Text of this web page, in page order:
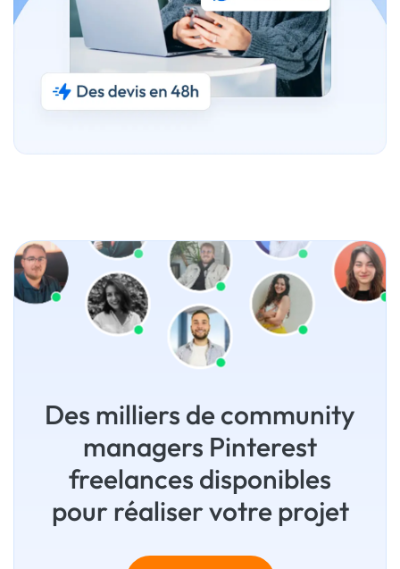
Des milliers de community
managers Pinterest
freelances disponibles
pour réaliser votre projet